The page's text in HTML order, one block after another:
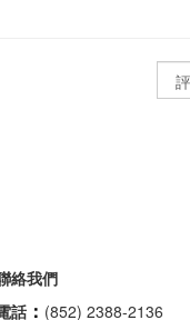
絡我們
話 ： (852) 2388-2136